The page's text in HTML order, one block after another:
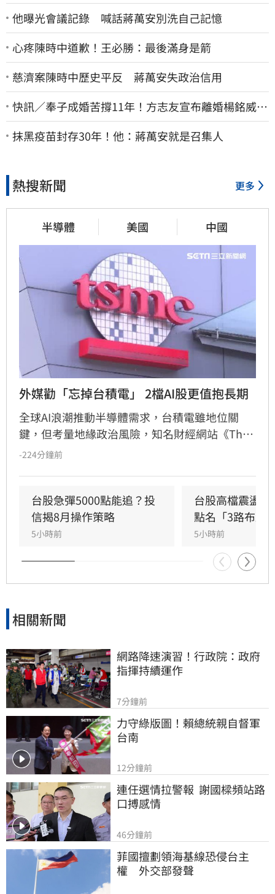
他曝光會議記錄 喊話蔣萬安別洗自己記憶
心疼陳時中道歉！王必勝：最後滿身是箭
慈濟案陳時中歷史平反 蔣萬安失政治信用
快訊／奉子成婚苦撐11年！方志友宣布離婚楊銘威
共同聲明全文曝光
抹黑疫苗封存30年！他：蔣萬安就是召集人
熱搜新聞 更多
半導體 美國 中國
外媒勸「忘掉台積電」 2檔AI股更值抱長期
全球AI浪潮推動半導體需求，台積電雖地位關
鍵，但考量地緣政治風險，知名財經網站《The
Motley Fool》建議投資人可轉向關注具支撐力的
應用材料（Applied Materials）被列為值得長期
持有的潛力標的。隨著AI產業預計在2030年前保
持強勁成長，這些設備供應商的營收與市場價值
有望持續攀升。專家提醒，投資市場瞬息萬變，
相關建議僅供參考，投資人應審慎評估潛在風險
並自行承擔決策結果。
-224分鐘前
台股急彈5000點能追？投
信揭8月操作策略
5小時前
台股高檔震盪
點名「3路布局
5小時前
相關新聞
網路降速演習！行政院：政府
指揮持續運作
7分鐘前
力守綠版圖！賴總統親自督軍
台南
12分鐘前
連任選情拉警報  謝國樑頻站路
口搏感情
46分鐘前
菲國擅劃領海基線恐侵台主
權　外交部發聲